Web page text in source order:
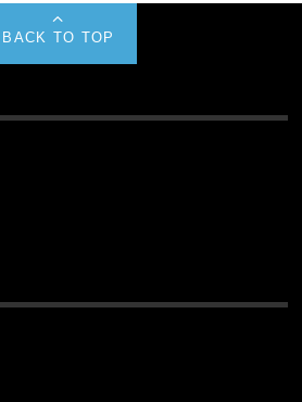
BACK TO TOP